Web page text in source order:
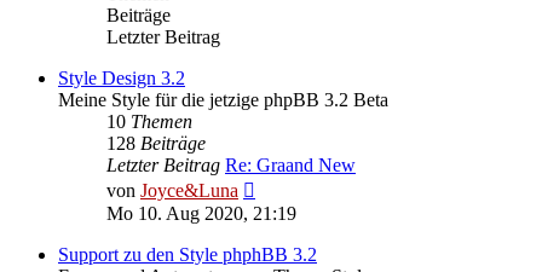
Beiträge
Letzter Beitrag
Style Design 3.2
Meine Style für die jetzige phpBB 3.2 Beta
10 Themen
128 Beiträge
Letzter Beitrag Re: Graand New
von Joyce&Luna
Beitrag
Mo 10. Aug 2020, 21:19
Support zu den Style phphBB 3.2